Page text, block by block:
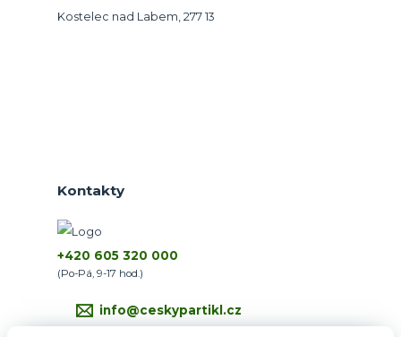
Kostelec nad Labem, 277 13
Kontakty
+420 605 320 000
(Po-Pá, 9-17 hod.)
info@ceskypartikl.cz